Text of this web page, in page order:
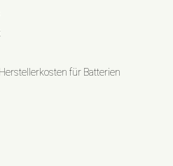
für Batterien